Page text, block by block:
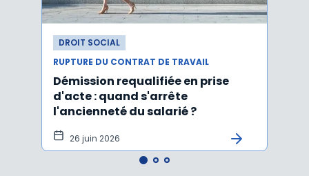
DROIT SOCIAL
RUPTURE DU CONTRAT DE TRAVAIL
Démission requalifiée en prise
d'acte : quand s'arrête
l'ancienneté du salarié ?
26 juin 2026